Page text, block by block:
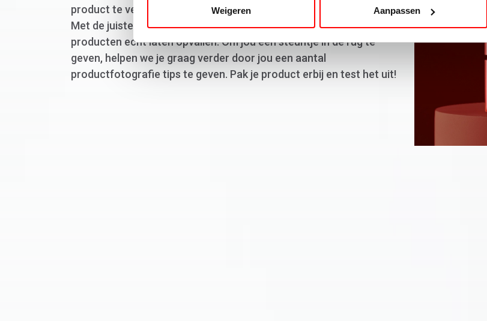
Weigeren Aanpassen
product te verkopen. Onderschat dit onderwerp daarom dus niet.
Met de juiste belichting, achtergrond en compositie kan je
producten echt laten opvallen. Om jou een steuntje in de rug te
geven, helpen we je graag verder door jou een aantal
productfotografie tips te geven. Pak je product erbij en test het uit!